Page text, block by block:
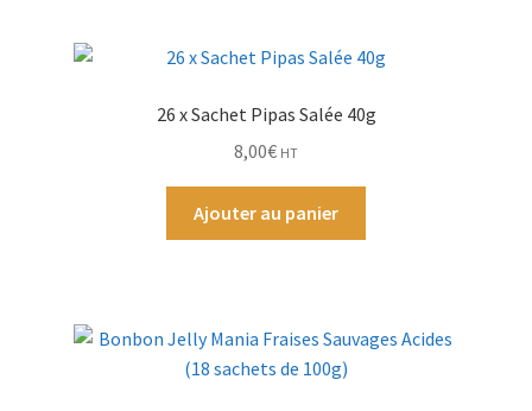
26 x Sachet Pipas Salée 40g
8,00€ HT
Ajouter au panier